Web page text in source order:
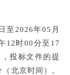
至2026年05月
12时00分至17
投标文件的提
北京时间）。